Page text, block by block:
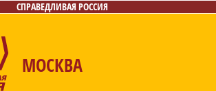
СПРАВЕДЛИВАЯ РОССИЯ
МОСКВА